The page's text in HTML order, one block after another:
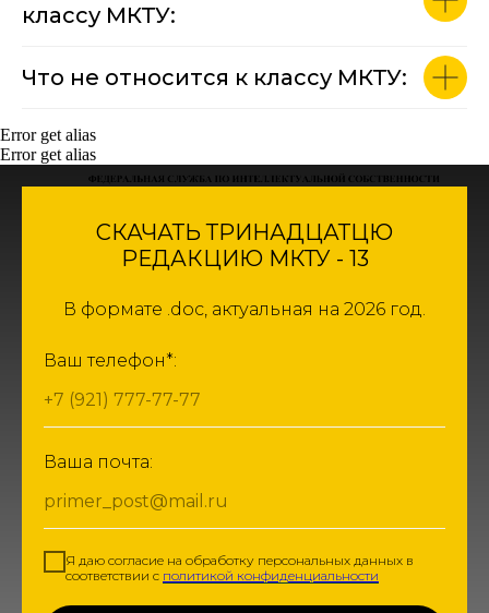
классу МКТУ:
Что не относится к классу МКТУ:
Error get alias
Error get alias
СКАЧАТЬ ТРИНАДЦАТЦЮ
РЕДАКЦИЮ МКТУ - 13
В формате .doc, актуальная на 2026 год.
Ваш телефон*:
+7 (921) 777-77-77
Ваша почта:
primer_post@mail.ru
Я даю согласие на обработку персональных данных в
соответствии с политикой конфиденциальности